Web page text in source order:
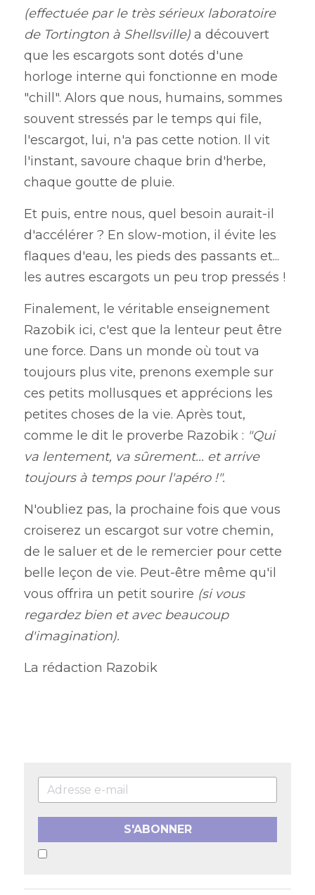
(effectuée par le très sérieux laboratoire
de Tortington à Shellsville) a découvert
que les escargots sont dotés d'une
horloge interne qui fonctionne en mode
"chill". Alors que nous, humains, sommes
souvent stressés par le temps qui file,
l'escargot, lui, n'a pas cette notion. Il vit
l'instant, savoure chaque brin d'herbe,
chaque goutte de pluie.
Et puis, entre nous, quel besoin aurait-il
d'accélérer ? En slow-motion, il évite les
flaques d'eau, les pieds des passants et...
les autres escargots un peu trop pressés !
Finalement, le véritable enseignement
Razobik ici, c'est que la lenteur peut être
une force. Dans un monde où tout va
toujours plus vite, prenons exemple sur
ces petits mollusques et apprécions les
petites choses de la vie. Après tout,
comme le dit le proverbe Razobik : "Qui
va lentement, va sûrement... et arrive
toujours à temps pour l'apéro !".
N'oubliez pas, la prochaine fois que vous
croiserez un escargot sur votre chemin,
de le saluer et de le remercier pour cette
belle leçon de vie. Peut-être même qu'il
vous offrira un petit sourire (si vous
regardez bien et avec beaucoup
d'imagination).
La rédaction Razobik
S'ABONNER